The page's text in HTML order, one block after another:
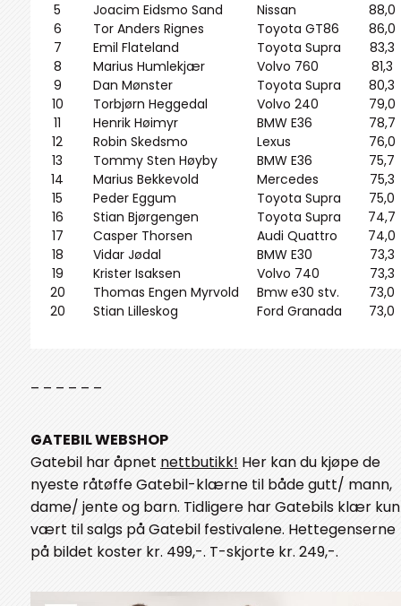
5
6
7
8
9
10
11
12
13
14
15
16
17
18
19
20
20
Joacim Eidsmo Sand
Tor Anders Rignes
Emil Flateland
Marius Humlekjær
Dan Mønster
Torbjørn Heggedal
Henrik Høimyr
Robin Skedsmo
Tommy Sten Høyby
Marius Bekkevold
Peder Eggum
Stian Bjørgengen
Casper Thorsen
Vidar Jødal
Krister Isaksen
Thomas Engen Myrvold
Stian Lilleskog
Nissan
Toyota GT86
Toyota Supra
Volvo 760
Toyota Supra
Volvo 240
BMW E36
Lexus
BMW E36
Mercedes
Toyota Supra
Toyota Supra
Audi Quattro
BMW E30
Volvo 740
Bmw e30 stv.
Ford Granada
88,0
86,0
83,3
81,3
80,3
79,0
78,7
76,0
75,7
75,3
75,0
74,7
74,0
73,3
73,3
73,0
73,0
– – – – – –
GATEBIL WEBSHOP
Gatebil har åpnet nettbutikk! Her kan du kjøpe de
nyeste råtøffe Gatebil-klærne til både gutt/ mann,
dame/ jente og barn. Tidligere har Gatebils klær kun
vært til salgs på Gatebil festivalene. Hettegenserne
på bildet koster kr. 499,-. T-skjorte kr. 249,-.